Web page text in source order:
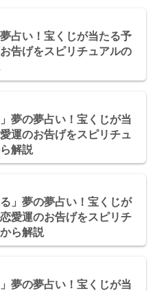
夢占い！宝くじが当たる予
告げをスピリチュアルの
」夢の夢占い！宝くじが当
運のお告げをスピリチュ
解説
る」夢の夢占い！宝くじが
愛運のお告げをスピリチ
ら解説
」夢の夢占い！宝くじが当